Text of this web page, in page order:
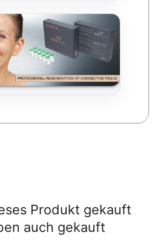
Produkt gekauft
auch gekauft